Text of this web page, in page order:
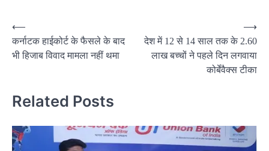
Post
navigation
⟵
कर्नाटक हाईकोर्ट के फैसले के बाद
भी हिजाब विवाद मामला नहीं थमा
देश में 12 से 14 साल तक के 2.60
लाख बच्चों ने पहले दिन लगवाया
कोर्बेवैक्स टीका
⟶
Related Posts